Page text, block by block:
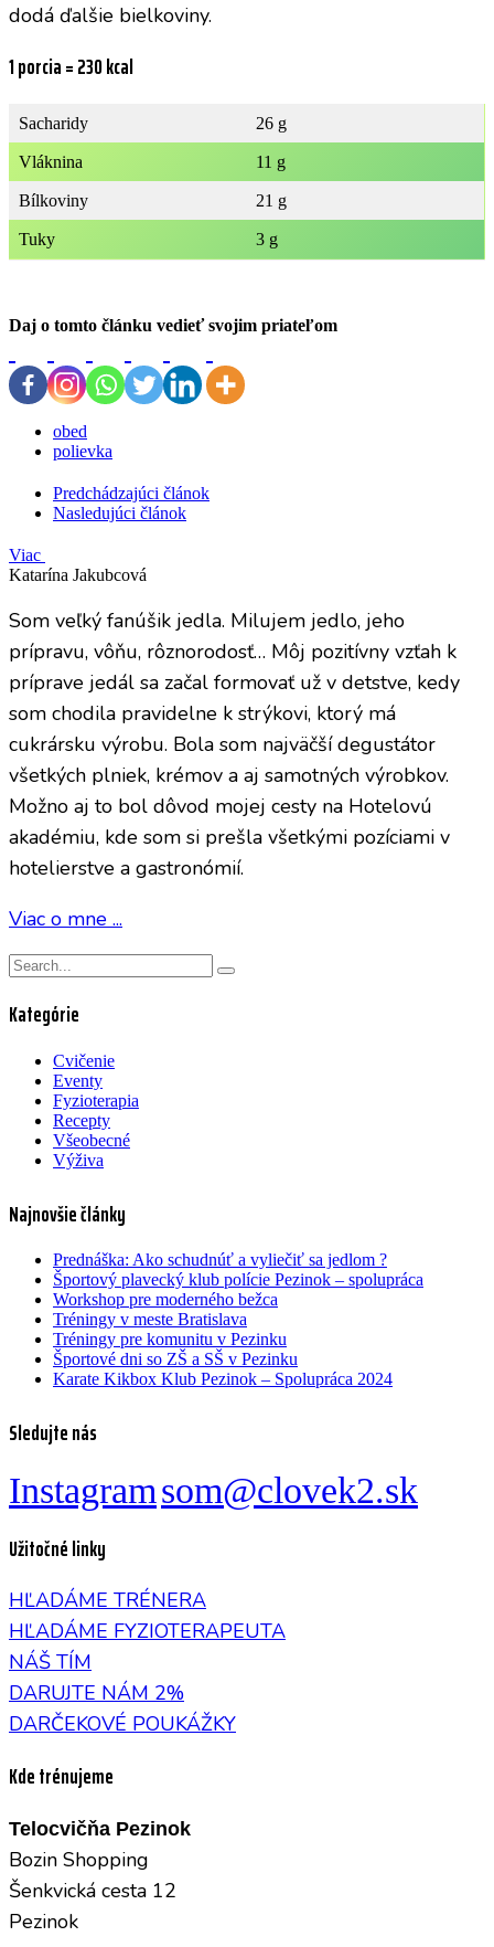
dodá ďalšie bielkoviny.
1 porcia = 230 kcal
Sacharidy 26 g
Vláknina 11 g
Bílkoviny 21 g
Tuky 3 g
Daj o tomto článku vedieť svojim priateľom
obed
polievka
Predchádzajúci článok
Nasledujúci článok
Viac
Katarína Jakubcová
Som veľký fanúšik jedla. Milujem jedlo, jeho
prípravu, vôňu, rôznorodosť… Môj pozitívny vzťah k
príprave jedál sa začal formovať už v detstve, kedy
som chodila pravidelne k strýkovi, ktorý má
cukrársku výrobu. Bola som najväčší degustátor
všetkých plniek, krémov a aj samotných výrobkov.
Možno aj to bol dôvod mojej cesty na Hotelovú
akadémiu, kde som si prešla všetkými pozíciami v
hotelierstve a gastronómií.
Viac o mne ...
Kategórie
Cvičenie
Eventy
Fyzioterapia
Recepty
Všeobecné
Výživa
Najnovšie články
Prednáška: Ako schudnúť a vyliečiť sa jedlom ?
Športový plavecký klub polície Pezinok – spolupráca
Workshop pre moderného bežca
Tréningy v meste Bratislava
Tréningy pre komunitu v Pezinku
Športové dni so ZŠ a SŠ v Pezinku
Karate Kikbox Klub Pezinok – Spolupráca 2024
Sledujte nás
Instagramsom@clovek2.sk
Užitočné linky
HĽADÁME TRÉNERA
HĽADÁME FYZIOTERAPEUTA
NÁŠ TÍM
DARUJTE NÁM 2%
DARČEKOVÉ POUKÁŽKY
Kde trénujeme
Telocvičňa Pezinok
Bozin Shopping
Šenkvická cesta 12
Pezinok